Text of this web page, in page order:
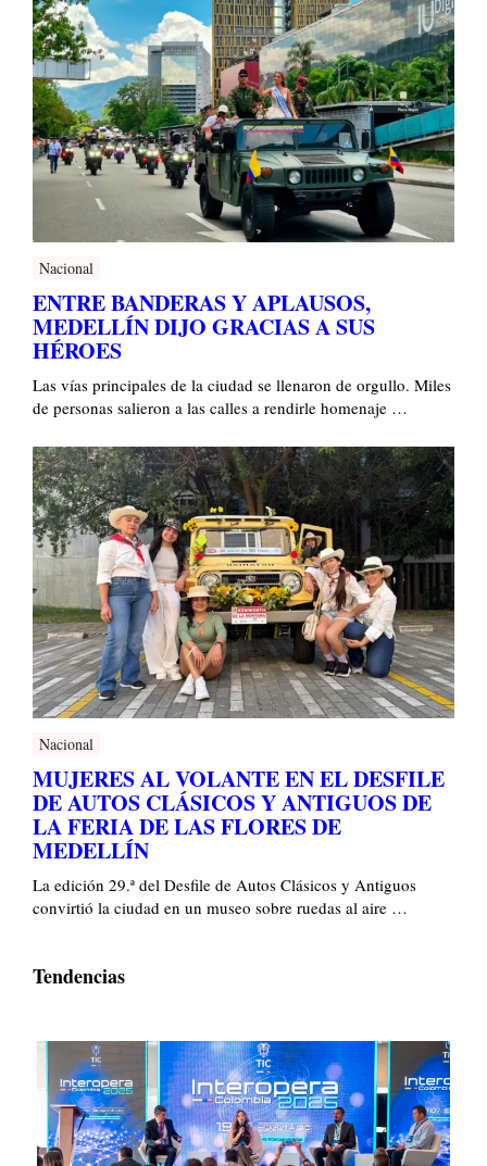
Nacional
ENTRE BANDERAS Y APLAUSOS,
MEDELLÍN DIJO GRACIAS A SUS
HÉROES
Las vías principales de la ciudad se llenaron de orgullo. Miles
de personas salieron a las calles a rendirle homenaje …
Nacional
MUJERES AL VOLANTE EN EL DESFILE
DE AUTOS CLÁSICOS Y ANTIGUOS DE
LA FERIA DE LAS FLORES DE
MEDELLÍN
La edición 29.ª del Desfile de Autos Clásicos y Antiguos
convirtió la ciudad en un museo sobre ruedas al aire …
Tendencias